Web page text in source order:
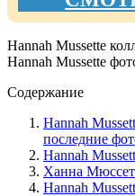
Hannah Mussette
Hannah Mussette
Содержание
Hannah
последние
Hannah
Ханна
Hannah